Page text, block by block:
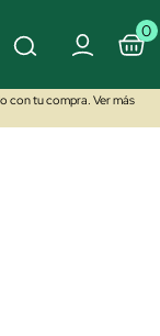
0
con tu compra. Ver más